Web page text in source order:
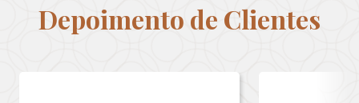
Depoimento de Clientes